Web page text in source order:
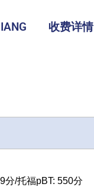
IANG 收费详情
分/托福pBT: 550分